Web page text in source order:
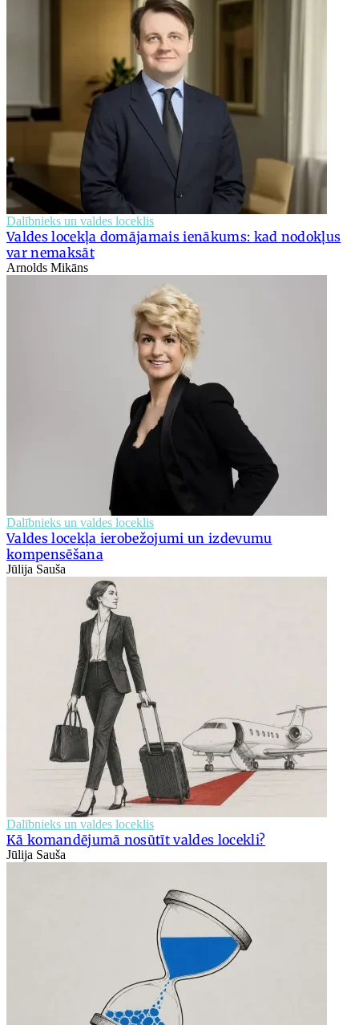
Dalībnieks un valdes loceklis
Valdes locekļa domājamais ienākums: kad nodokļus
var nemaksāt
Arnolds Mikāns
Dalībnieks un valdes loceklis
Valdes locekļa ierobežojumi un izdevumu
kompensēšana
Jūlija Sauša
Dalībnieks un valdes loceklis
Kā komandējumā nosūtīt valdes locekli?
Jūlija Sauša